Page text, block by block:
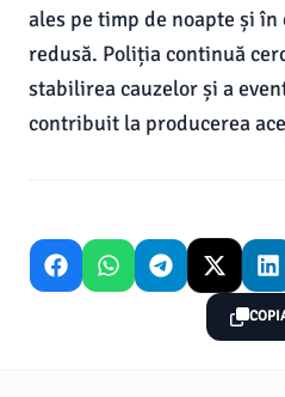
ales pe timp de noapte și
redusă. Poliția continuă
stabilirea cauzelor și a
contribuit la producerea